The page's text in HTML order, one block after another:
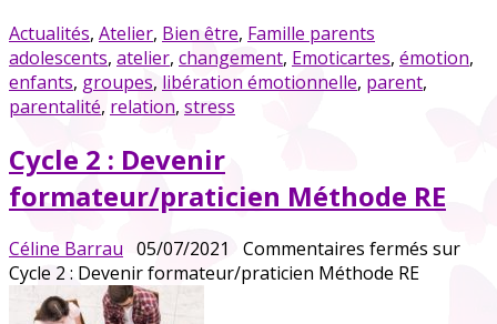
Actualités, Atelier, Bien être, Famille parents
adolescents, atelier, changement, Emoticartes, émotion,
enfants, groupes, libération émotionnelle, parent,
parentalité, relation, stress
Cycle 2 : Devenir
formateur/praticien Méthode RE
Céline Barrau 05/07/2021 Commentaires fermés sur
Cycle 2 : Devenir formateur/praticien Méthode RE